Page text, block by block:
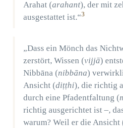
Arahat (arahant), der mit
ausgestattet ist.“3
„Dass ein Mönch das
zerstört, Wissen (vijjā)
Nibbāna (nibbāna)
Ansicht (diṭṭhi), die richtig
durch eine Pfadentfaltung (
richtig ausgerichtet ist –,
warum? Weil er die Ansicht